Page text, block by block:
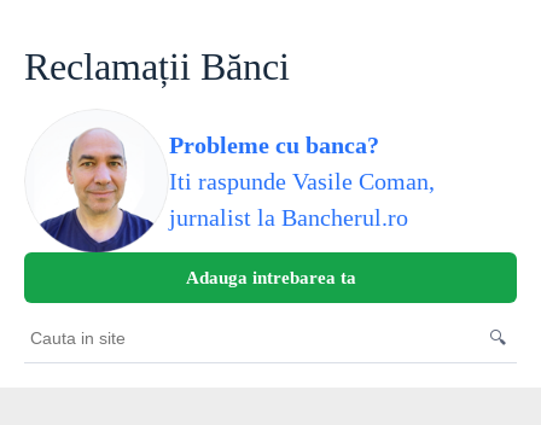
contentReclamații Bănci
Probleme cu banca?
Iti raspunde Vasile Coman,
jurnalist la Bancherul.ro
Adauga intrebarea ta
Cauta
in
🔍